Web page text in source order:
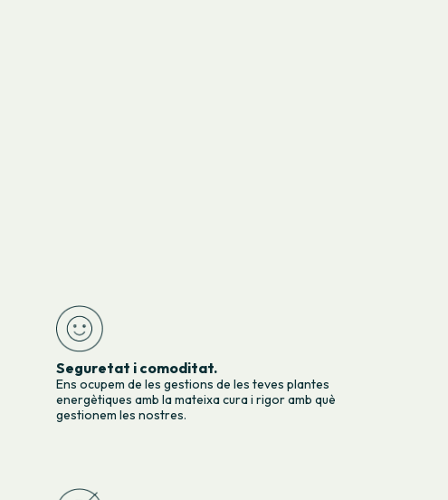
Seguretat i comoditat.
Ens ocupem de les gestions de les teves plantes
energètiques amb la mateixa cura i rigor amb què
gestionem les nostres.